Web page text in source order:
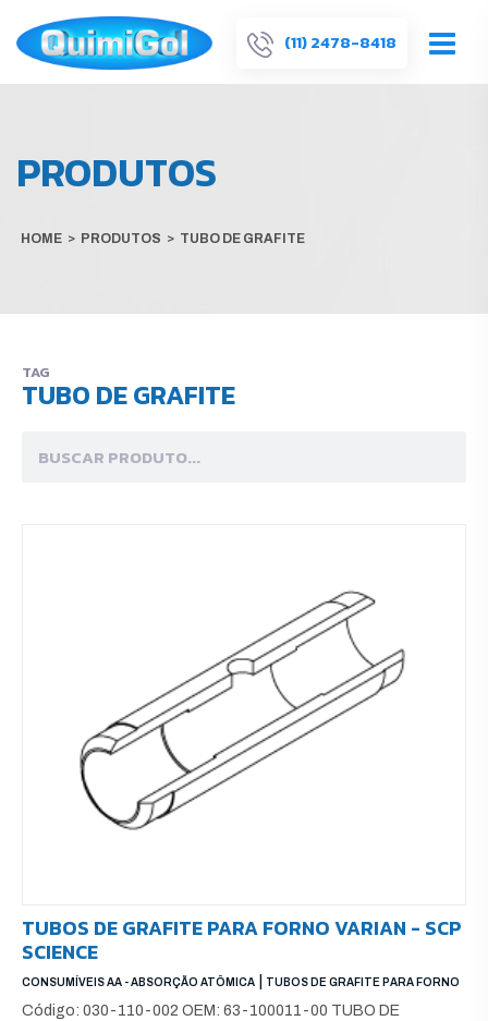
(11) 2478-8418
PRODUTOS
HOME > PRODUTOS > TUBO DE GRAFITE
TAG
TUBO DE GRAFITE
TUBOS DE GRAFITE PARA FORNO VARIAN - SCP
SCIENCE
CONSUMÍVEIS AA - ABSORÇÃO ATÔMICA TUBOS DE GRAFITE PARA FORNO
Código: 030-110-002 OEM: 63-100011-00 TUBO DE